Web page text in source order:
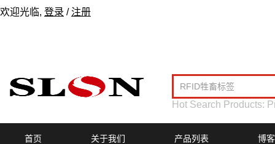
欢迎光临, 登录 / 注册
Hot Search Products:
首页 关于我们 产品列表 博客